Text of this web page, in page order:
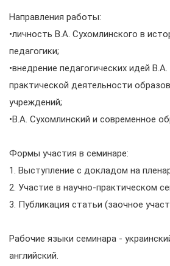
Направления работы:
•личность В.А. Сухомлинского в
педагогики;
•внедрение педагогических идей
практической деятельности
учреждений;
•В.А. Сухомлинский и современное
Формы участия в семинаре:
1. Выступление с докладом на
2. Участие в научно-практическом
3. Публикация статьи (заочное
Рабочие языки семинара -
английский.